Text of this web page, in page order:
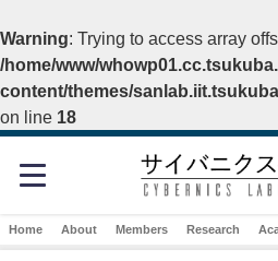
Warning: Trying to access array
/home/www/
content/themes/
on line 18
Home About Members Research